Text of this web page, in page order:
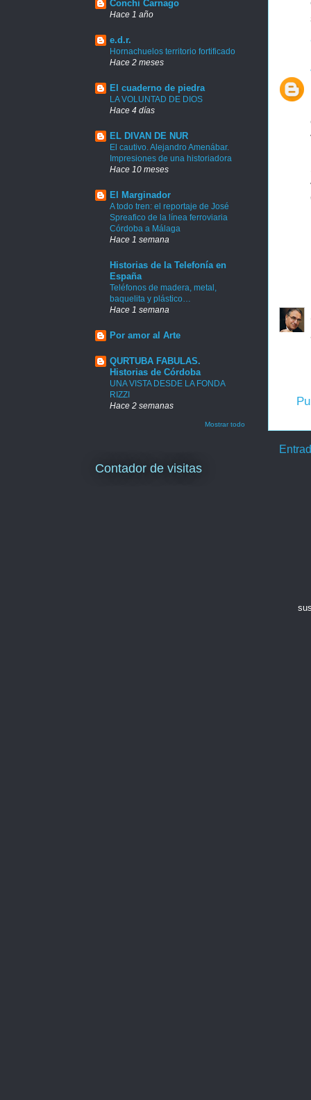
Conchi Carnago
Hace 1 año
e.d.r.
Hornachuelos territorio fortificado
Hace 2 meses
El cuaderno de piedra
LA VOLUNTAD DE DIOS
Hace 4 días
EL DIVAN DE NUR
El cautivo. Alejandro Amenábar.
Impresiones de una historiadora
Hace 10 meses
El Marginador
A todo tren: el reportaje de José
Spreafico de la línea ferroviaria
Córdoba a Málaga
Hace 1 semana
Historias de la Telefonía en
España
Teléfonos de madera, metal,
baquelita y plástico…
Hace 1 semana
Por amor al Arte
QURTUBA FABULAS.
Historias de Córdoba
UNA VISTA DESDE LA FONDA
RIZZI
Hace 2 semanas
Mostrar todo
Contador de visitas